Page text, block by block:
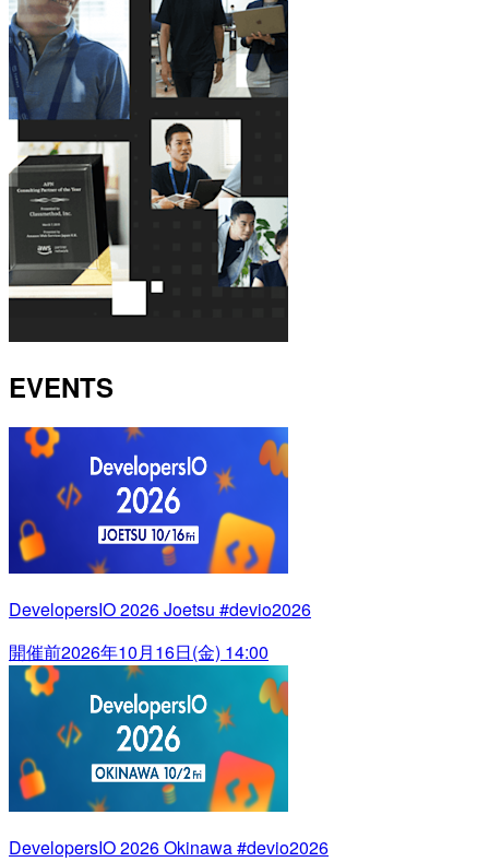
EVENTS
DevelopersIO 2026 Joetsu #devio2026
開催前2026年10月16日(金) 14:00
DevelopersIO 2026 Okinawa #devio2026